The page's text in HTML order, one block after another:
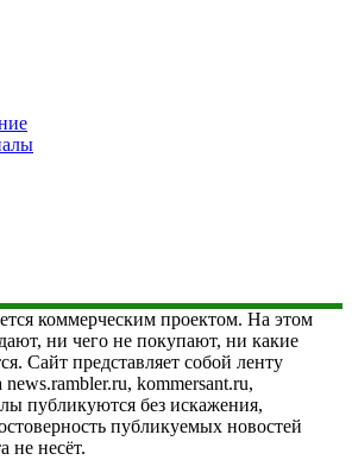
коммерческим проектом. На этом
ни чего не покупают, ни какие
Сайт представляет собой ленту
kommersant.ru,
публикуются без искажения,
публикуемых новостей
не несёт.